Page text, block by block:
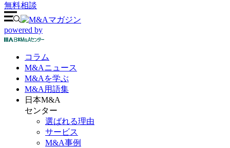
無料相談
powered by
コラム
M&Aニュース
M&Aを学ぶ
M&A 用語集
日本M&A
センター
選ばれる理由
サービス
M&A事例